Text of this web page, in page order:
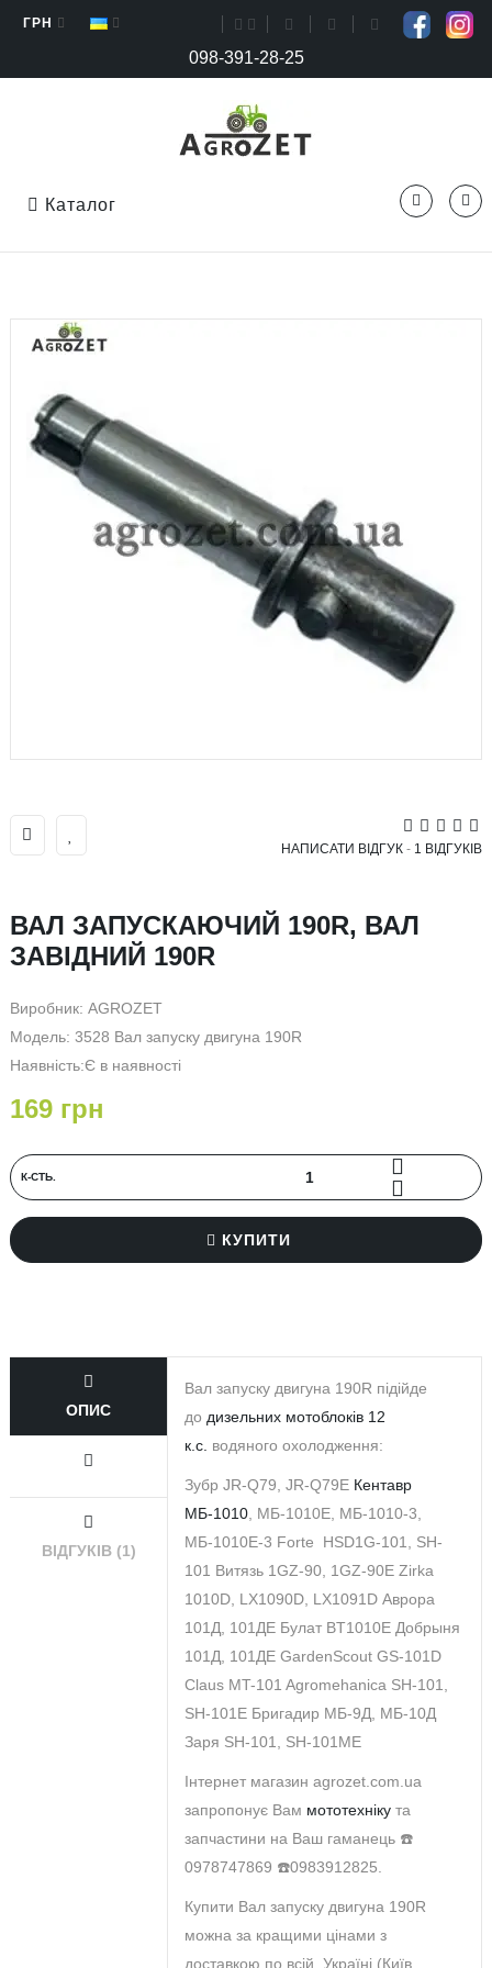
ГРН
098-391-28-25
Каталог
НАПИСАТИ ВІДГУК - 1 ВІДГУКІВ
ВАЛ ЗАПУСКАЮЧИЙ 190R, ВАЛ
ЗАВІДНИЙ 190R
Виробник: AGROZET
Модель: 3528 Вал запуску двигуна 190R
Наявність:Є в наявності
169 грн
К‐СТЬ.
КУПИТИ
ОПИС
ВІДГУКІВ (1)
Вал запуску двигуна 190R підійде
до дизельних мотоблоків 12
к.с. водяного охолодження:
Зубр JR-Q79, JR-Q79E Кентавр
МБ-1010 , МБ-1010Е, МБ-1010-3,
МБ-1010Е-3 Forte HSD1G-101, SH-
101 Витязь 1GZ-90, 1GZ-90E Zirka
1010D, LX1090D, LX1091D Аврора
101Д, 101ДЕ Булат BT1010E Добрыня
101Д, 101ДЕ GardenScout GS-101D
Claus MT-101 Agromehanica SH-101,
SH-101E Бригадир МБ-9Д, МБ-10Д
Заря SH-101, SH-101ME
Інтернет магазин agrozet.com.ua
запропонує Вам мототехніку та
запчастини на Ваш гаманець ☎️
0978747869 ☎️0983912825.
Купити Вал запуску двигуна 190R
можна за кращими цінами з
доставкою по всій Україні (Київ,